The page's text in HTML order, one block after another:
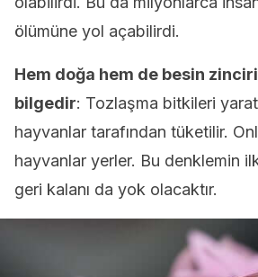
ölümüne yol açabilirdi.
Hem doğa hem de besin
bilgedir: Tozlaşma bitkileri
hayvanlar tarafından tüketilir.
hayvanlar yerler. Bu denklemin
geri kalanı da yok olacaktır.